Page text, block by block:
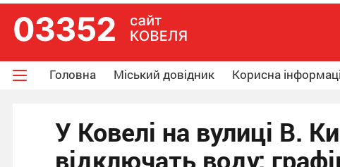
Головна Міський довідник Корисна
У Ковелі на вулиці В.
відключать воду: